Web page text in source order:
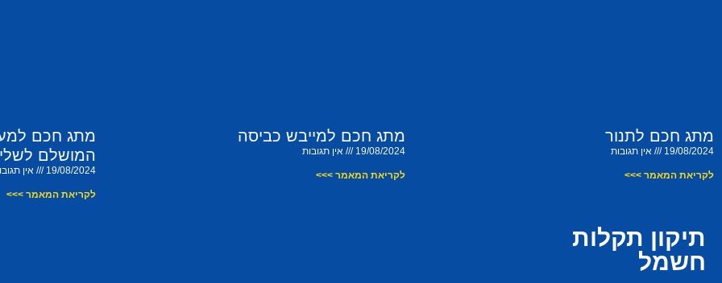
מתג חכם לתנור
19/08/2024 אין תגובות
לקריאת המאמר >>>
מתג חכם למייבש כביסה
19/08/2024 אין תגובות
לקריאת המאמר >>>
מתג חכם
המושלם
19/08/2024 אין
לקריאת המאמר >>>
תיקון תקלות
חשמל